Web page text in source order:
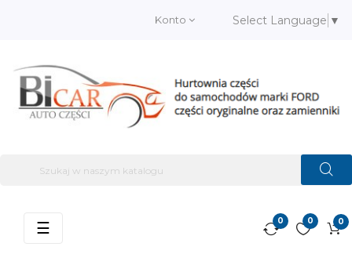
Konto Select Language ▼
0
0
0
Przełącz
☰